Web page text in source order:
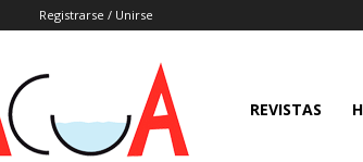
Registrarse / Unirse
REVISTAS